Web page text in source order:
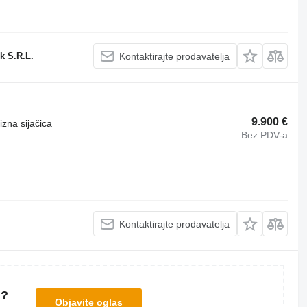
S.R.L. Kontaktirajte prodavatelja
9.900 €
Bez PDV-a
sijačica
Kontaktirajte prodavatelja
Objavite oglas